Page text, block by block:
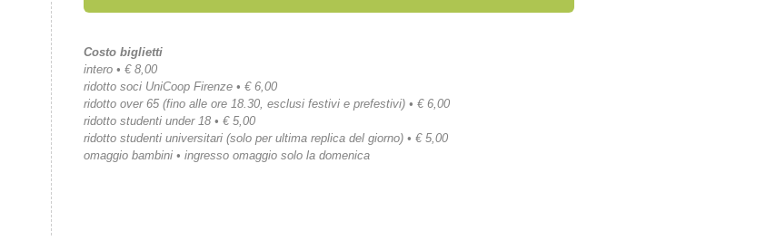
Costo biglietti
intero • € 8,00
ridotto soci UniCoop Firenze • € 6,00
ridotto over 65 (fino alle ore 18.30, esclusi festivi e prefestivi) • € 6,00
ridotto studenti under 18 • € 5,00
ridotto studenti universitari (solo per ultima replica del giorno) • € 5,00
omaggio bambini • ingresso omaggio solo la domenica